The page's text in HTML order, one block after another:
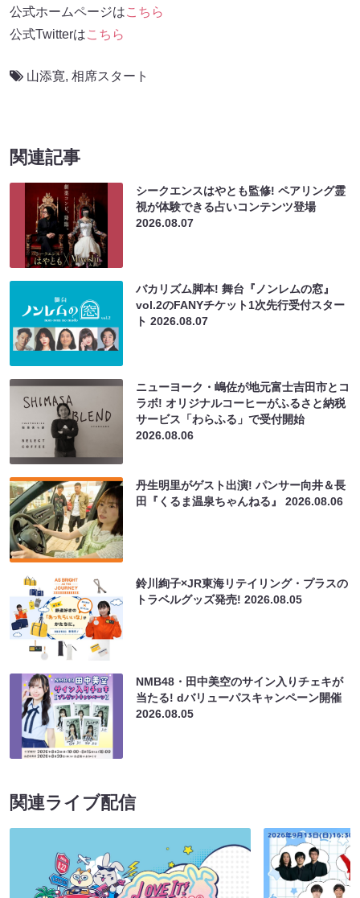
公式ホームページはこちら
公式Twitterはこちら
山添寛, 相席スタート
関連記事
シークエンスはやとも監修! ペアリング霊
視が体験できる占いコンテンツ登場
2026.08.07
バカリズム脚本! 舞台『ノンレムの窓』
vol.2のFANYチケット1次先行受付スター
ト2026.08.07
ニューヨーク・嶋佐が地元富士吉田市とコ
ラボ! オリジナルコーヒーがふるさと納税
サービス「わらふる」で受付開始
2026.08.06
丹生明里がゲスト出演! パンサー向井＆長
田『くるま温泉ちゃんねる』2026.08.06
鈴川絢子×JR東海リテイリング・プラスの
トラベルグッズ発売!2026.08.05
NMB48・田中美空のサイン入りチェキが
当たる! dバリューパスキャンペーン開催
2026.08.05
関連ライブ配信